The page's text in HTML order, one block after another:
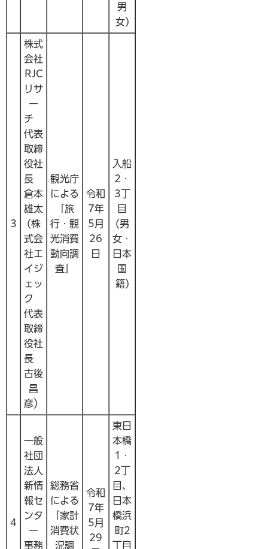
男
女)
3
株式
会社
RJC
リサ
ー
チ
代表
取締
役社
長
倉本
雄太
(株
式会
社エ
イジ
ェッ
ク
代表
取締
役社
長
古後
昌
彦）
観光庁
による
「旅
行・観
光消費
動向調
査」
令和
7年
5月
26
日
入船
2・
3丁
目
(男
女・
日本
国
籍)
4
一般
社団
法人
新情
報セ
ンタ
ー
事務
総務省
による
「家計
消費状
況調
令和
7年
5月
29
東日
本橋
1・
2丁
目、
日本
橋浜
町2
丁目